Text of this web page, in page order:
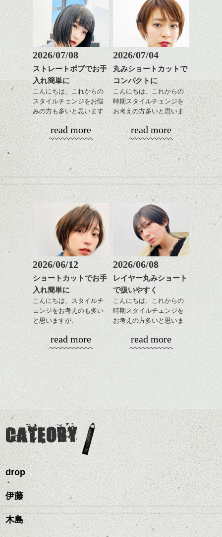
詳しいスタイル内容はスタイルページを覗
いてみてください。
夏にスタイルチェンジを考えている方は、
是非dropにいらしてください！！
kyoheiでした。
で柔らかさをプラスする
のも良いですね。
またクセ毛の方は質感調
整のストレートパーマで
髪質改善すると
おすすめです。
いつものスタイリングが
ドライした後オイルやワ
ックスをなじませるだけ
に。
これからのスタイルチェ
ンジの事、髪質に合った
是非なんでもご相談して
下さいね。
お待ちしております。
質感をかるくととのえな
がら耳かけアレンジする
のも良い感じです。
これからのスタイルチェ
ンジ、似合うカラーリン
グの事やお手入れ方法な
ど
是非なんでもご相談して
下さいね。
シバタ
スパ／伸びても目立たない
ベージュ系等の肌を綺麗
に見せる効果のあるカラ
ーリングをプラスして透
明感を表現すると
更に雰囲気が出やすくな
って毎日のお手入れも簡
単になりますよ。
さり気ない程度にハイラ
イトをいれるのもおすす
スタイリングも簡単で、
ワックスとオイル、バー
ム等の質感を調整しやす
いものを全体になじませ
整えるだけですよ。
ンジの事等
是非なんでもご相談して
下さい。
お待ちしております
ラーで全体にツヤと透明
感をプラスして
質感も綺麗に見せやす
スタイリング方法は全体
をドライした後、
ワックスとオイルを混ぜ
ながらもみこみ、なじま
せます。
質感をかるくととのえな
がら耳かけアレンジする
のも良い感じです。
これからのスタイルチェ
ンジ、似合うカラーリン
グの事やお手入れ方法な
ど
是非なんでもご相談して
下さいね。
2026/07/08
ストレートボブでお手
入れ簡単に
こんにちは、これからの
スタイルチェンジをお悩
みの方も多いと思います
が、
やっぱりボブでお手入れ
しやすいスタイルだと毎
日のスタイリングも簡単
で良いですよ。
あご下のラインでやや長
さを残したボブは雰囲気
も出しやすくていろいろ
おすすめですね。
前髪もやや重めにカット
してラインを強調するの
もこれからは良い感じで
す、
目元が引き締まった印象
に。
わせで質感に変化をつけ
ながら楽しむ事ができる
のも
とても良いところです。
ダークトーンの色味でク
ールに演出するのもおす
すめですよ。
ナチュラルなトーンの色
で柔らかさをプラスする
のも良いですね。
またクセ毛の方は質感調
整のストレートパーマで
read more
2026/07/04
丸みショートカットで
コンパクトに
こんにちは、これからの
時期スタイルチェンジを
お考えの方多いと思いま
コンパクトなフォルムが
全体のバランスを良く見
せてくれる効果もあり、
いろんなシーンに雰囲気
をだしやすくスタイリン
グも簡単で良いので朝の
そんなショートカット。
軽めの前髪で透け感を演
出できるので、
この時期とてもおすすめ
ですよ。
質感も綺麗に見せやす
スタイリング方法は全体
をドライした後、
ワックスとオイルを混ぜ
ながらもみこみ、なじま
質感をかるくととのえな
がら耳かけアレンジする
のも良い感じです。
これからのスタイルチェ
read more
2026/06/12
ショートカットでお手
入れ簡単に
こんにちは、スタイルチ
ェンジをお考えのも多い
と思いますが、
演出したスタイルもこれ
からの季節とてもおすす
ェイスラインのデザイン
るようカット。
バックを短めにカットし
全体のボリューム感がコ
ンパクトになるようにす
るのが良い感じです。
read more
2026/06/08
レイヤー丸みショート
で扱いやすく
こんにちは、これからの
時期スタイルチェンジを
お考えの方多いと思いま
コンパクトなフォルムが
時短にも◎
そんなショートカット。
軽めの前髪で透け感を演
出できるので、
この時期とてもおすすめ
ですよ。
ナチュラルなベージュカ
ラーで全体にツヤと透明
感をプラスして
質感も綺麗に見せやす
read more
CATEORY
drop
伊藤
木島